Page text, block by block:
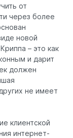
от
через более
новой
– это как
и дарит
должен
не имеет
клиентской
интернет-